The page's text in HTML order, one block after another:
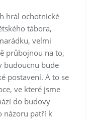
hrál ochotnické
tábora,
velmi
průbojnou na to,
budoucnu bude
postavení. A to se
ve které jsme
do budovy
názoru patří k